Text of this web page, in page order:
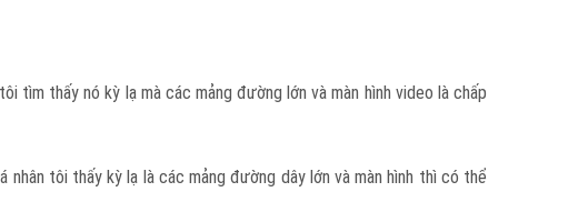
thấy nó kỳ lạ mà các mảng đường lớn và màn hình video là chấp
tôi thấy kỳ lạ là các mảng đường dây lớn và màn hình thì có thể